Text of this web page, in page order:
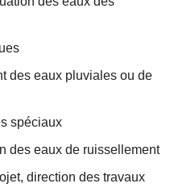
des eaux pluviales ou de
spéciaux
des eaux de ruissellement
direction des travaux